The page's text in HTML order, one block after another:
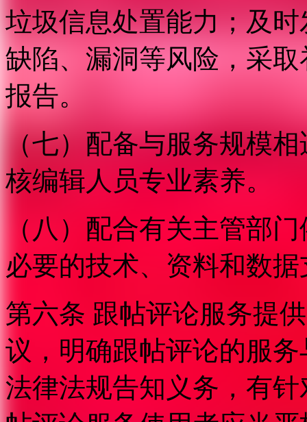
垃圾信息处置能力；及
缺陷、漏洞等风险，采
报告。
（七）配备与服务规模
核编辑人员专业素养。
（八）配合有关主管部
必要的技术、资料和数
第六条 跟帖评论服务提
议，明确跟帖评论的服
法律法规告知义务，有